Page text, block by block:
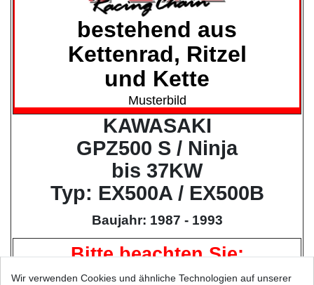
bestehend aus
Kettenrad, Ritzel
und Kette
Musterbild
KAWASAKI
GPZ500 S / Ninja
bis 37KW
Typ: EX500A / EX500B
Baujahr: 1987 - 1993
Bitte beachten Sie:
Bei Motorrädern mit einer höheren PS-Leistung
Wir verwenden Cookies und ähnliche Technologien auf unserer